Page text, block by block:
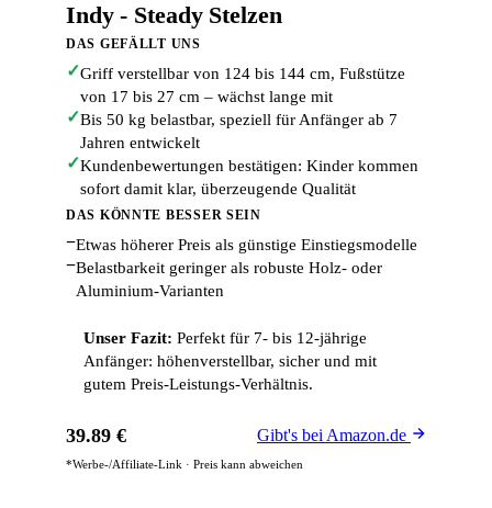
Indy - Steady Stelzen
DAS GEFÄLLT UNS
✓Griff verstellbar von 124 bis 144 cm, Fußstütze
von 17 bis 27 cm – wächst lange mit
✓Bis 50 kg belastbar, speziell für Anfänger ab 7
Jahren entwickelt
✓Kundenbewertungen bestätigen: Kinder kommen
sofort damit klar, überzeugende Qualität
DAS KÖNNTE BESSER SEIN
−Etwas höherer Preis als günstige Einstiegsmodelle
−Belastbarkeit geringer als robuste Holz- oder
Aluminium-Varianten
Unser Fazit: Perfekt für 7- bis 12-jährige
Anfänger: höhenverstellbar, sicher und mit
gutem Preis-Leistungs-Verhältnis.
39.89 € Gibt's bei Amazon.de
*Werbe-/Affiliate-Link · Preis kann abweichen